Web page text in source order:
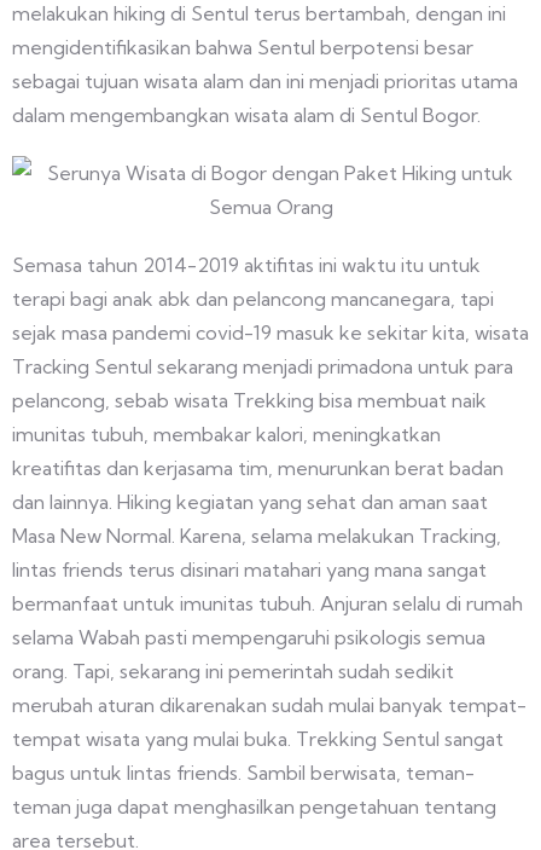
melakukan hiking di Sentul terus bertambah, dengan ini
mengidentifikasikan bahwa Sentul berpotensi besar
sebagai tujuan wisata alam dan ini menjadi prioritas utama
dalam mengembangkan wisata alam di Sentul Bogor.
Semasa tahun 2014-2019 aktifitas ini waktu itu untuk
terapi bagi anak abk dan pelancong mancanegara, tapi
sejak masa pandemi covid-19 masuk ke sekitar kita, wisata
Tracking Sentul sekarang menjadi primadona untuk para
pelancong, sebab wisata Trekking bisa membuat naik
imunitas tubuh, membakar kalori, meningkatkan
kreatifitas dan kerjasama tim, menurunkan berat badan
dan lainnya. Hiking kegiatan yang sehat dan aman saat
Masa New Normal. Karena, selama melakukan Tracking,
lintas friends terus disinari matahari yang mana sangat
bermanfaat untuk imunitas tubuh. Anjuran selalu di rumah
selama Wabah pasti mempengaruhi psikologis semua
orang. Tapi, sekarang ini pemerintah sudah sedikit
merubah aturan dikarenakan sudah mulai banyak tempat-
tempat wisata yang mulai buka. Trekking Sentul sangat
bagus untuk lintas friends. Sambil berwisata, teman-
teman juga dapat menghasilkan pengetahuan tentang
area tersebut.